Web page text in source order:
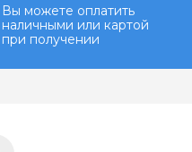
Вы можете оплатить
наличными или картой
при получении